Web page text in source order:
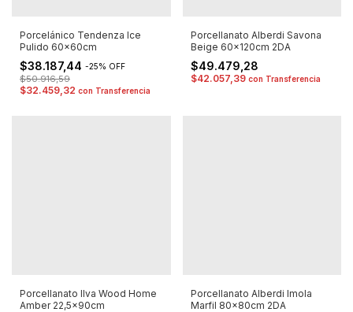
Porcelánico Tendenza Ice
Pulido 60x60cm
$38.187,44 -25% OFF
$50.916,59
$32.459,32 con Transferencia
Porcellanato Alberdi Savona
Beige 60x120cm 2DA
$49.479,28
$42.057,39 con Transferencia
Porcellanato Ilva Wood Home
Amber 22,5x90cm
Porcellanato Alberdi Imola
Marfil 80x80cm 2DA